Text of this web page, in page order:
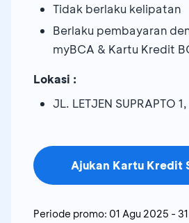
Tidak berlaku kelipatan
Berlaku pembayaran
myBCA & Kartu Kredit
Lokasi :
JL. LETJEN SUPRAPTO
Ajukan Kartu Kredit
Periode promo: 01 Agu 2025 -